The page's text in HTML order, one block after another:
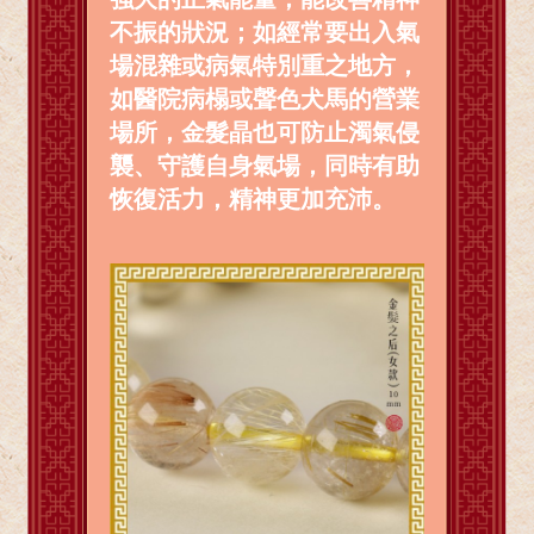
不振的狀況；如經常要出入氣
場混雜或病氣特別重之地方，
如醫院病榻或聲色犬馬的營業
場所，金髮晶也可防止濁氣侵
襲、守護自身氣場，同時有助
恢復活力，精神更加充沛。